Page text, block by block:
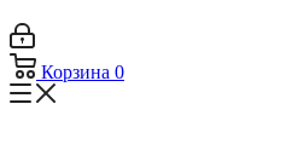
Корзина 0